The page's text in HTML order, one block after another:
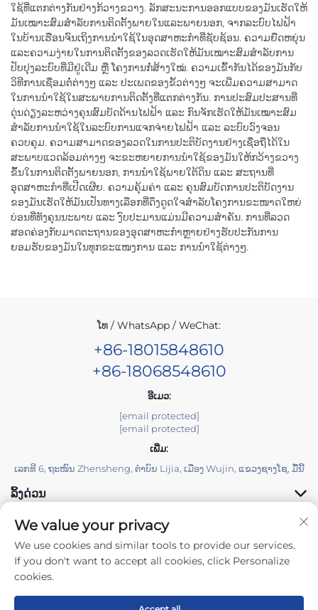
ໃຊ້ທີ່ແຕກຕ່າງກັນຢ່າງກ້ວາງຂວາງ. ລັກສະນະການອອກແບບຂອງມັນເຮັດໃຫ້
ມັນເໝາະສົມສຳລັບການຕິດຕັ້ງພາຍໃນແລະພາຍນອກ, ຈາກລະບົບໄຟຟ້າ
ໃນບ້ານເຮືອນຈົນເຖິງການນຳໃຊ້ໃນອຸດສາຫະກຳທີ່ຊັບຊ້ອນ. ຄວາມຍືດຫຍຸ່ນ
ແລະຄວາມງ່າຍໃນການຕິດຕັ້ງຂອງລວດເຮັດໃຫ້ມັນເໝາະສົມສຳລັບການ
ປັບປຸງລະບົບທີ່ມີຢູ່ເດີມ ຫຼື ໂຄງການກໍ່ສ້າງໃໝ່. ຄວາມເຂົ້າກັນໄດ້ຂອງມັນກັບ
ວິທີການເຊື່ອມຕໍ່ຕ່າງໆ ແລະ ປະເພດຂອງຂັ້ວຕ່າງໆ ຈະເພີ່ມຄວາມສາມາດ
ໃນການນຳໃຊ້ໃນສະພາບການຕິດຕັ້ງທີ່ແຕກຕ່າງກັນ. ການປະສົມປະສານທີ່
ດຸ່ນດ່ຽງລະຫວ່າງຄຸນສົມບັດດ້ານໄຟຟ້າ ແລະ ກົນຈັກເຮັດໃຫ້ມັນເໝາະສົມ
ສຳລັບການນຳໃຊ້ໃນລະບົບການແຈກຈ່າຍໄຟຟ້າ ແລະ ລະບົບວົງຈອນ
ຄວບຄຸມ. ຄວາມສາມາດຂອງລວດໃນການປະຕິບັດງານຢ່າງເຊື່ອຖືໄດ້ໃນ
ສະພາບແວດລ້ອມຕ່າງໆ ຈະຂະຫຍາຍການນຳໃຊ້ຂອງມັນໃຫ້ກວ້າງຂວາງ
ຂຶ້ນໃນການຕິດຕັ້ງພາຍນອກ, ການນຳໃຊ້ພາຍໃຕ້ດິນ ແລະ ສະຖານທີ່
ອຸດສາຫະກຳທີ່ເປີດເຜີຍ. ຄວາມຄຸ້ມຄ່າ ແລະ ຄຸນສົມບັດການປະຕິບັດງານ
ຂອງມັນເຮັດໃຫ້ມັນເປັນທາງເລືອກທີ່ດຶງດູດໃຈສຳລັບໂຄງການຂະໜາດໃຫຍ່
ບ່ອນທີ່ທັງຄຸນນະພາບ ແລະ ງົບປະມານແມ່ນມີຄວາມສຳຄັນ. ການທີ່ລວດ
ສອດຄ່ອງກັບມາດຕະຖານຂອງອຸດສາຫະກຳຫຼາຍຢ່າງຮັບປະກັນການ
ຍອມຮັບຂອງມັນໃນທຸກຂະແໜງການ ແລະ ການນຳໃຊ້ຕ່າງໆ.
ໂທ / WhatsApp / WeChat:
+86-18015848610
+86-18068548610
ອີເມວ:
[email protected]
[email protected]
ເພີ່ມ:
ເລກທີ 6, ຖະໜົນ Zhensheng, ຕຳບົນ Lijia, ເມືອງ Wujin, ແຂວງຊາງໂຊ, ມື້ນີ້
ລິ້ງດ່ວນ
ຜະລິດຕະພັນ
We value your privacy
We use cookies and similar tools to provide our services.
If you don't want to accept all cookies, click Personalize
cookies.